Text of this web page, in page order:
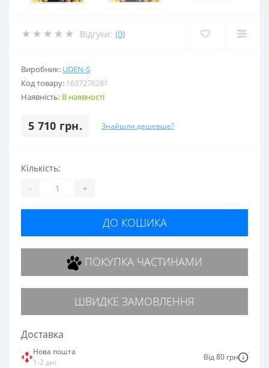
Відгуки: (0)
Виробник: UDEN-S
Код товару: 1637276281
Наявність: В наявності
5 710 грн. Знайшли дешевше?
Кількість:
- +
ДО КОШИКА
ПОКУПКА ЧАСТИНАМИ
ШВИДКЕ ЗАМОВЛЕННЯ
Доставка
Нова пошта
1-2 дні
Від 80 грн